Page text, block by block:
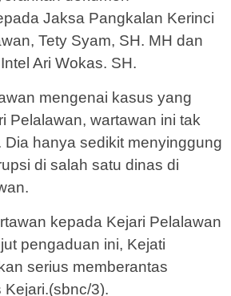
Jaksa Pangkalan Kerinci
Tety Syam, SH. MH dan
Ari Wokas. SH.
mengenai kasus yang
Pelalawan, wartawan ini tak
Dia hanya sedikit menyinggung
di salah satu dinas di
kepada Kejari Pelalawan
pengaduan ini, Kejati
serius memberantas
Kejari.(sbnc/3).